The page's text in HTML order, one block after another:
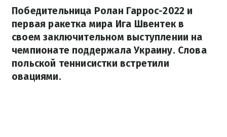
Победительница Ролан Гаррос-2022 и
первая ракетка мира Ига Швентек в
своем заключительном выступлении на
чемпионате поддержала Украину. Слова
польской теннисистки встретили
овациями.